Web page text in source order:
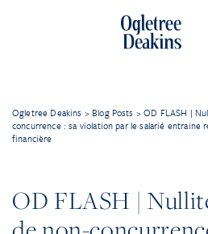
Ogletree Deakins > Blog Posts >OD FLASH |
concurrence : sa violation par le salarié
financière
OD FLASH |